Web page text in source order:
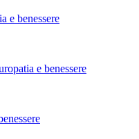
e benessere
e benessere